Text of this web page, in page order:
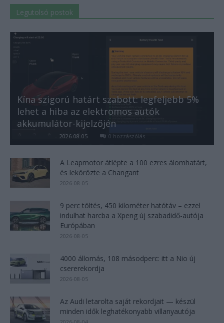
Legutolsó postok
Kína szigorú határt szabott: legfeljebb 5%
lehet a hiba az elektromos autók
akkumulátor-kijelzőjén
- 2026-08-05 0 hozzászólás
A Leapmotor átlépte a 100 ezres álomhatárt,
és lekörözte a Changant
2026-08-05
9 perc töltés, 450 kilométer hatótáv – ezzel
indulhat harcba a Xpeng új szabadidő-autója
Európában
2026-08-05
4000 állomás, 108 másodperc: itt a Nio új
csererekordja
2026-08-05
Az Audi letarolta saját rekordjait — készül
minden idők leghatékonyabb villanyautója